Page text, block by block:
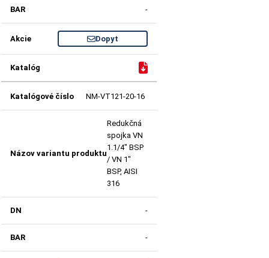
-
Dopyt
NM-VT121-20-16
Redukčná
spojka VN
1.1/4" BSP
/ VN 1"
BSP, AISI
316
-
-